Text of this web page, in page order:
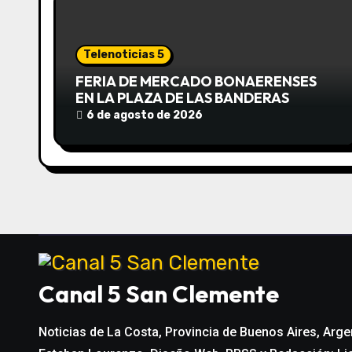
e
e
t
r
a
d
Telenoticias 5
FERIA DE MERCADO BONAERENSES
EN LA PLAZA DE LAS BANDERAS
6 de agosto de 2026
Canal 5 San Clemente
Noticias de La Costa, Provincia de Buenos Aires,